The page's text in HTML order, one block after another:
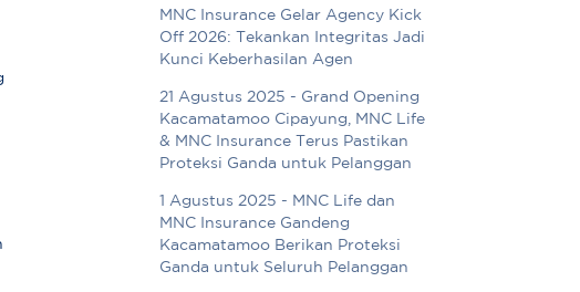
MNC Insurance Gelar Agency Kick
Off 2026: Tekankan Integritas Jadi
Kunci Keberhasilan Agen
21 Agustus 2025 - Grand Opening
Kacamatamoo Cipayung, MNC Life
& MNC Insurance Terus Pastikan
Proteksi Ganda untuk Pelanggan
1 Agustus 2025 - MNC Life dan
MNC Insurance Gandeng
Kacamatamoo Berikan Proteksi
Ganda untuk Seluruh Pelanggan